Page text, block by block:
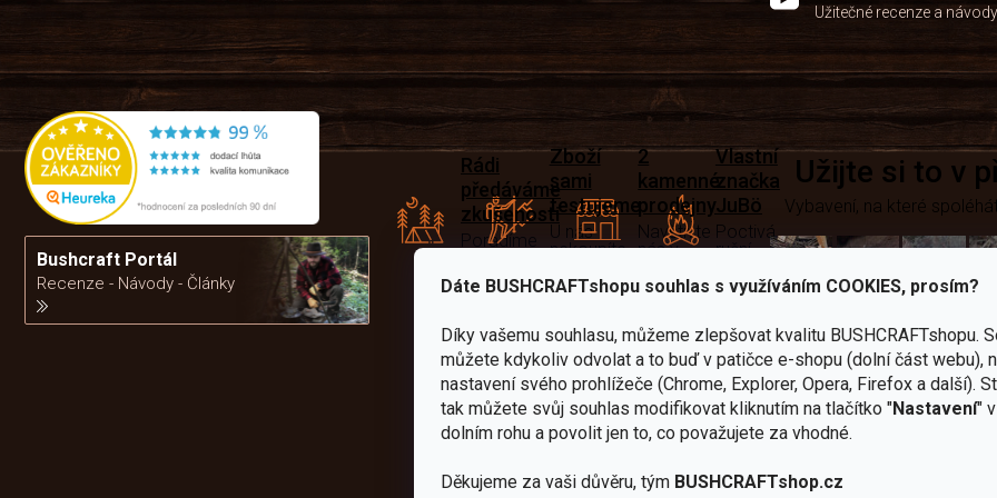
Dáte BUSHCRAFTshopu souhlas s využíváním COOKIES, prosím?
Díky vašemu souhlasu, můžeme zlepšovat kvalitu BUSHCRAFTshopu.
můžete kdykoliv odvolat a to buď v patičce e-shopu (dolní část webu),
nastavení svého prohlížeče (Chrome, Explorer, Opera, Firefox a další).
tak můžete svůj souhlas modifikovat kliknutím na tlačítko "Nastavení"
dolním rohu a povolit jen to, co považujete za vhodné.
Děkujeme za vaši důvěru, tým BUSHCRAFTshop.cz
Užitečné recenze a návody
Bushcraft Portál
Recenze - Návody - Články
Rádi
předáváme
zkušenosti
Poradíme
výběrem
Zboží
sami
testujeme
U nás
nekoupíte
pytli“
2
kamenné
prodejny
Navštivte
nás v
Šumperku
Vlastní
značka
JuBö
Poctivá
ruční
v ČR
další skvělé výhody
Užijte si to v
Vybavení, na které
NožeSekery
Vařiče
a
kartuše